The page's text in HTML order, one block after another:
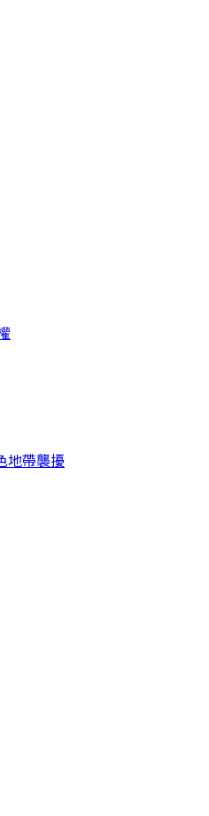
地帶襲擾